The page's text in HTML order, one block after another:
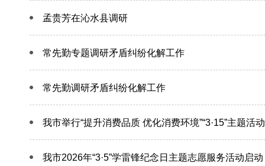
孟贵芳在沁水县调研
常先勤专题调研矛盾纠纷化解工作
常先勤调研矛盾纠纷化解工作
我市举行“提升消费品质 优化消费环境”“3·15”主题活动
我市2026年“3·5”学雷锋纪念日主题志愿服务活动启动